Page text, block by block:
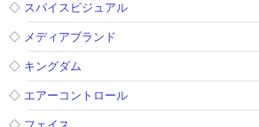
◇ スパイスビジュアル
◇ メディアブランド
◇ キングダム
◇ エアーコントロール